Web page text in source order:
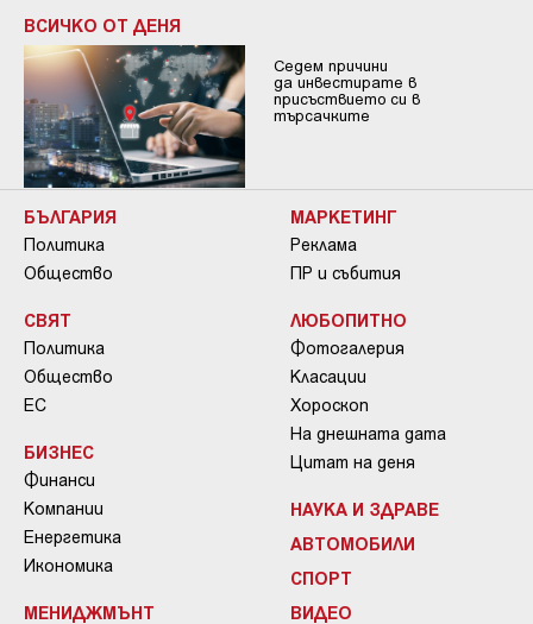
ВСИЧКО ОТ ДЕНЯ
Седем причини
да инвестирате в
присъствието си в
търсачките
БЪЛГАРИЯ
Политика
Общество
СВЯТ
Политика
Общество
ЕС
БИЗНЕС
Финанси
Компании
Енергетика
Икономика
МЕНИДЖМЪНТ
МАРКЕТИНГ
Реклама
ПР и събития
ЛЮБОПИТНО
Фотогалерия
Класации
Хороскоп
На днешната дата
Цитат на деня
НАУКА И ЗДРАВЕ
АВТОМОБИЛИ
СПОРТ
ВИДЕО